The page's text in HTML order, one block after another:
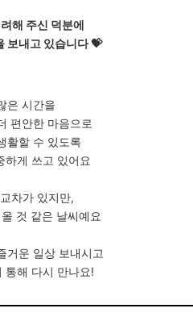
해 주신 덕분에
보내고 있습니다 💝
은 시간을
편안한 마음으로
활할 수 있도록
하게 쓰고 있어요
차가 있지만,
것 같은 날씨예요
거운 일상 보내시고
통해 다시 만나요!